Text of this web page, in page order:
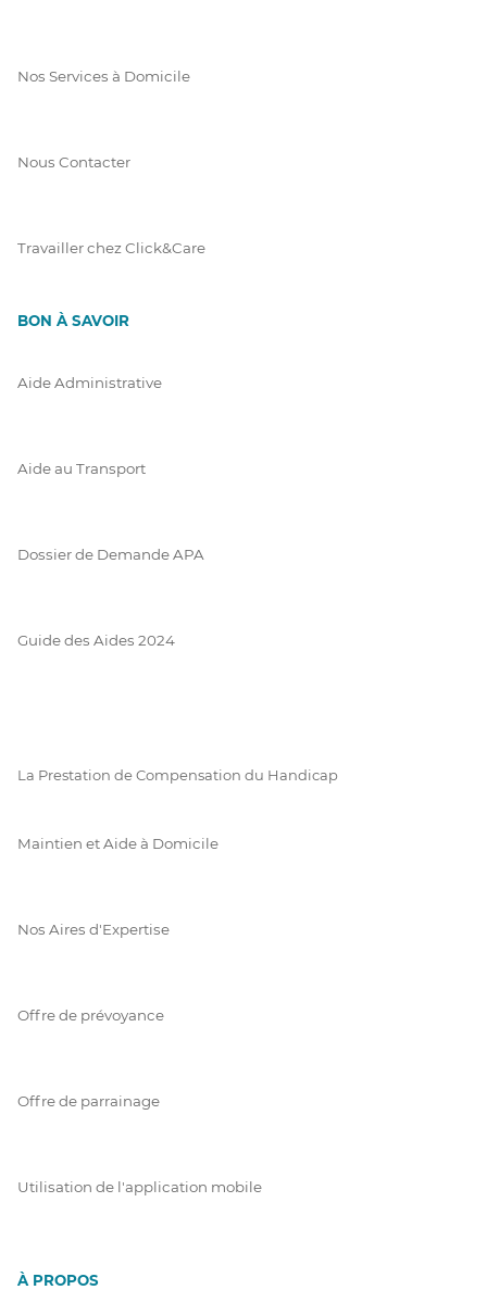
Nos Services à Domicile
Nous Contacter
Travailler chez Click&Care
BON À SAVOIR
Aide Administrative
Aide au Transport
Dossier de Demande APA
Guide des Aides 2024
La Prestation de Compensation du Handicap
Maintien et Aide à Domicile
Nos Aires d'Expertise
Offre de prévoyance
Offre de parrainage
Utilisation de l'application mobile
À PROPOS